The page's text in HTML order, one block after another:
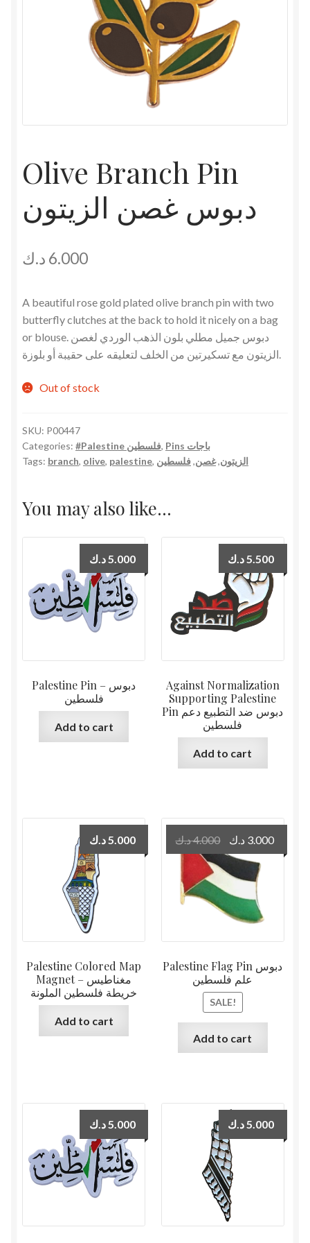
Olive Branch Pin
دبوس غصن الزيتون
6.000 د.ك
A beautiful rose gold plated olive branch pin with two
butterfly clutches at the back to hold it nicely on a bag
or blouse. دبوس جميل مطلي بلون الذهب الوردي لغصن
الزيتون مع تسكيرتين من الخلف لتعليقه على حقيبة أو بلوزة.
Out of stock
SKU: P00447
Categories:
#Palestine فلسطين,
Pins باجات
Tags: branch, olive, palestine, الزيتون,غصن,فلسطين
You may also like…
Palestine Pin – دبوس
فلسطين
5.000 د.ك
Add to cart
Against Normalization
Supporting Palestine
Pin دبوس ضد التطبيع دعم
فلسطين
5.500 د.ك
Add to cart
Palestine Colored Map
Magnet – مغناطيس
خريطة فلسطين الملونة
5.000 د.ك
Add to cart
Palestine Flag Pin دبوس
علم فلسطين
SALE!
4.000د.ك
Original
price
was:
3.000 د.ك
price
Add to cart
5.000د.ك 5.000د.ك